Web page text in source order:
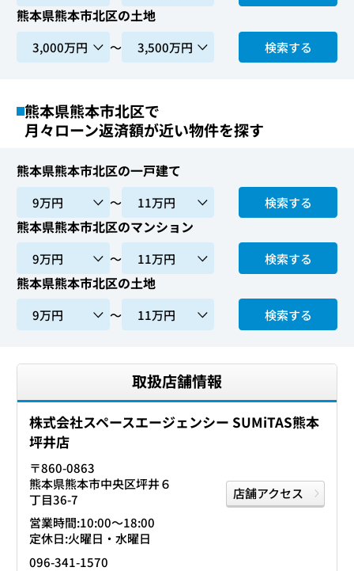
熊本県熊本市北区の土地
〜 検索する
熊本県熊本市北区で
月々ローン返済額が近い物件を探す
熊本県熊本市北区の一戸建て
〜 検索する
熊本県熊本市北区のマンション
〜 検索する
熊本県熊本市北区の土地
〜 検索する
取扱店舗情報
株式会社スペースエージェンシー SUMiTAS熊本
坪井店
〒860-0863
熊本県熊本市中央区坪井６
丁目36-7
店舗アクセス
営業時間:10:00〜18:00
定休日:火曜日・水曜日
096-341-1570